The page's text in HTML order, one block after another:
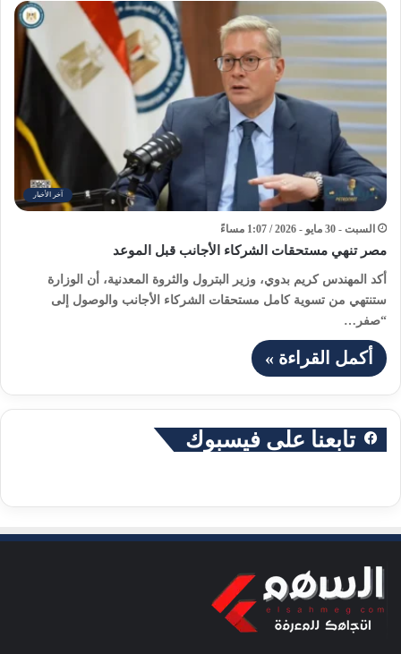
آخر الأخبار
السبت - 30 مايو - 2026 / 1:07 مساءً
مصر تنهي مستحقات الشركاء الأجانب قبل الموعد
أكد المهندس كريم بدوي، وزير البترول والثروة المعدنية، أن الوزارة
ستنتهي من تسوية كامل مستحقات الشركاء الأجانب والوصول إلى
“صفر…
أكمل القراءة »
تابعنا على فيسبوك